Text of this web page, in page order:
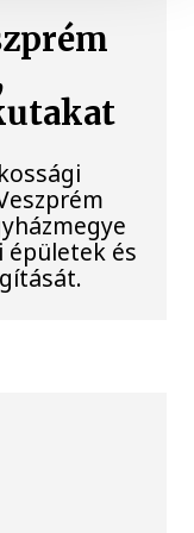
épületek és